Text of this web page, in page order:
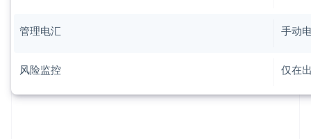
管理电汇 手动
风险监控 仅在